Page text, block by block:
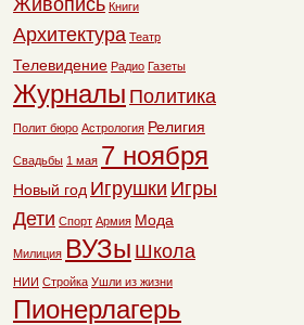
Живопись Книги
Архитектура Театр
Телевидение Радио Газеты
Журналы Политика
Полит бюро Астрология Религия
Свадьбы 1 мая 7 ноября
Новый год Игрушки Игры
Дети Спорт Армия Мода
Милиция ВУЗы Школа
НИИ Стройка Ушли из жизни
Пионерлагерь